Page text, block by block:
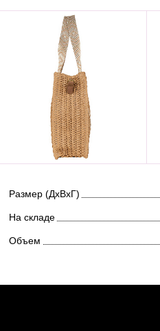
Размер (ДхВхГ)
На складе
Объем